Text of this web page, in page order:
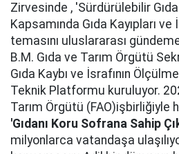
Zirvesinde , 'Sürdürülebilir
Kapsamında Gıda Kayıpları ve
temasını uluslararası
B.M. Gıda ve Tarım Örgütü
Gıda Kaybı ve İsrafının
Teknik Platformu kuruluyor.
Tarım Örgütü (FAO)işbirliğiyle
'Gıdanı Koru Sofrana Sahip
milyonlarca vatandaşa